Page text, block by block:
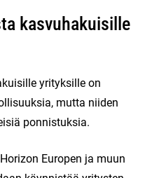
kasvuhakuisille
yrityksille on
mutta niiden
ponnistuksia.
Europen ja muun